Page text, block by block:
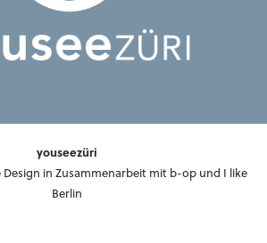
youseezüri
in Zusammenarbeit mit b-op und I like
Berlin